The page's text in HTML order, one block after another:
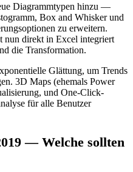
Diagrammtypen hinzu —
Box and Whisker und
zu erweitern.
nun direkt in Excel integriert
die Transformation.
Glättung, um Trends
3D Maps (ehemals Power
und One-Click-
für alle Benutzer
— Welche sollten